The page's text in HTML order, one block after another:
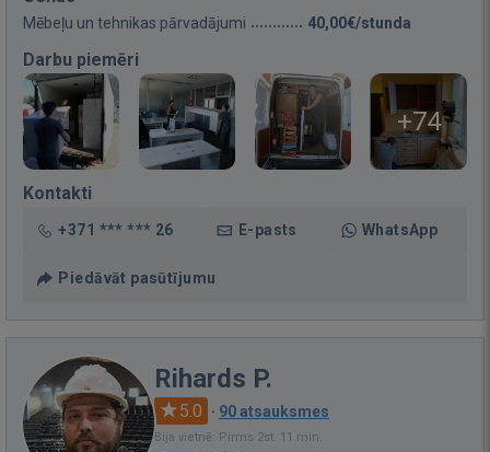
Mēbeļu un tehnikas pārvadājumi 40,00€/stunda
Darbu piemēri
+74
Kontakti
+371 *** *** 26 E-pasts WhatsApp
Piedāvāt pasūtījumu
Rihards P.
5.0 · 90 atsauksmes
Bija vietnē: Pirms 2st. 11 min.